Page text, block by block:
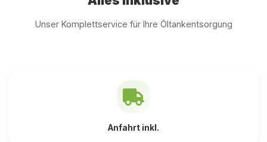
Unser Komplettservice für Ihre Öltankentsorgung
Anfahrt inkl.